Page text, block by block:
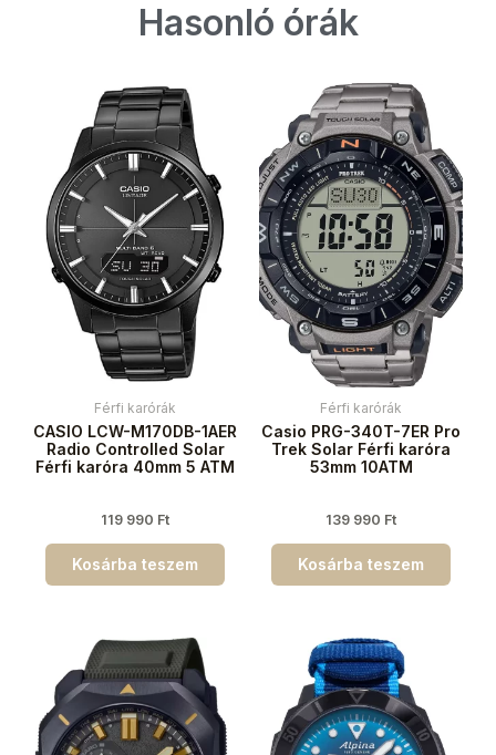
Hasonló órák
Férfi karórák
CASIO LCW-M170DB-1AER
Radio Controlled Solar
Férfi karóra 40mm 5 ATM
119 990 Ft
Kosárba teszem
Férfi karórák
Casio PRG-340T-7ER Pro
Trek Solar Férfi karóra
53mm 10ATM
139 990 Ft
Kosárba teszem